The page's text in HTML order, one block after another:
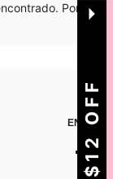
Por favor